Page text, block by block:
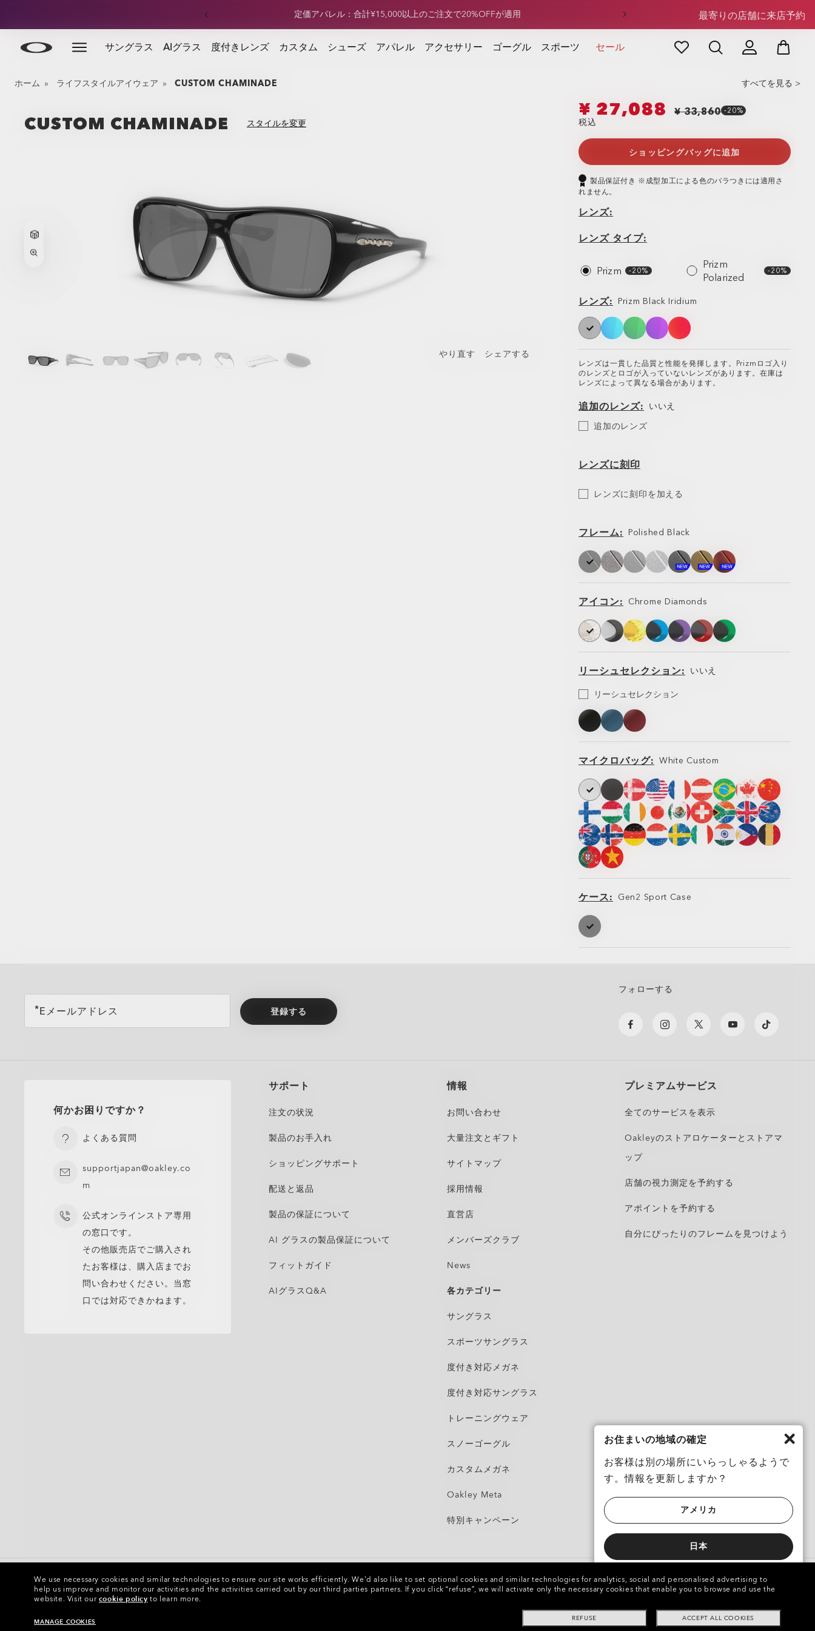
Skip to
main
定価アパレル：合計¥15,000以上のご注文で20%OFFが適用
定価フットウェア：合計¥15,000以上のご注文で20%OFFが適用 最寄りの店舗に来店予約
サングラス AIグラス 度付きレンズ カスタム シューズ アパレル アクセサリー ゴーグル スポーツ セール
ホーム » ライフスタイルアイウェア » CUSTOM CHAMINADE すべてを見る >
CUSTOM CHAMINADE スタイルを変更
やり直す シェアする
¥ 27,088 ¥ 33,860 -20%
税込
ショッピングバッグに追加
製品保証付き ※成型加工による色のバラつきには適用さ
れません。
レンズ
ン
ズ
ン
ズ
イ
プ
レンズ タイプ
Prizm -20%
Prizm
Polarized
-20%
レ
ン
ズ
レンズ Prizm Black Iridium
レンズは一貫した品質と性能を発揮します。Prizmロゴ入り
のレンズとロゴが入っていないレンズがあります。在庫は
レンズによって異なる場合があります。
追加のレンズ いいえ
追
加
ズ
追加のレンズ
レンズに刻印
Etch
Yourレンズに刻印を加える
フレーム Polished Black
レ
ー
ム
レ
ー
ム
アイコン Chrome Diamonds
イ
コ
ン
イ
コ
ン
リーシュセレクション いいえ
リ
シ
ュ
セ
レ
シ
ン
リーシュセレクション
ー
シ
ュ
ー
シ
ュ
マイクロバッグ White Custom
イ
ク
ロ
バ
ッ
グ
イ
ク
ロ
バ
ッ
グ
ケース Gen2 Sport Case
ー
ス
ー
ス
Eメールアドレス 登録する
フォローする
何かお困りですか？
よくある質問
supportjapan@oakley.co
m
公式オンラインストア専用
の窓口です。
その他販売店でご購入され
たお客様は、購入店までお
問い合わせください。当窓
口では対応できかねます。
サポート
注文の状況
製品のお手入れ
ショッピングサポート
配送と返品
製品の保証について
AI グラスの製品保証について
フィットガイド
AIグラスQ&A
情報
お問い合わせ
大量注文とギフト
サイトマップ
採用情報
直営店
メンバーズクラブ
News
各カテゴリー​
サングラス
スポーツサングラス
度付き対応メガネ
度付き対応サングラス
トレーニングウェア
スノーゴーグル
カスタムメガネ
Oakley Meta
特別キャンペーン
プレミアムサービス
全てのサービスを表示
Oakleyのストアロケーターとストアマ
ップ
店舗の視力測定を予約する
アポイントを予約する
自分にぴったりのフレームを見つけよう
日本語
We use necessary cookies and similar technologies to ensure our site works efficiently. We’d also like to set optional cookies and similar technologies for analytics, social and personalised advertising to
help us improve and monitor our activities and the activities carried out by our third parties partners. If you click “refuse”, we will activate only the necessary cookies that enable you to browse and use the
website. Visit ourcookie policy to learn more.
ACCEPT ALL COOKIES
REFUSE
MANAGE COOKIES
お住まいの地域の確定
お客様は別の場所にいらっしゃるようで
す。情報を更新しますか？
アメリカ
日本